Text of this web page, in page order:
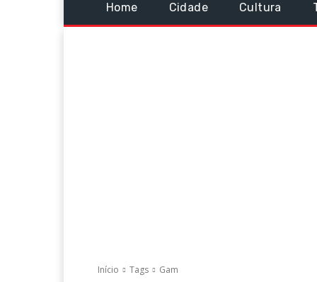
Home Cidade Cultura
Início Tags Gam